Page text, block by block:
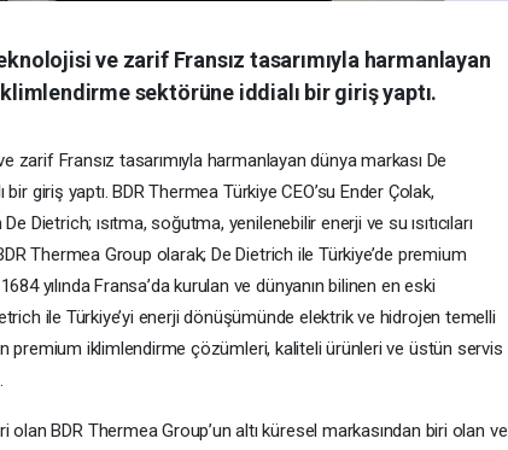
ve zarif Fransız tasarımıyla harmanlayan
sektörüne iddialı bir giriş yaptı.
zarif Fransız tasarımıyla harmanlayan dünya markası De
giriş yaptı. BDR Thermea Türkiye CEO’su Ender Çolak,
Dietrich; ısıtma, soğutma, yenilenebilir enerji ve su ısıtıcıları
Thermea Group olarak; De Dietrich ile Türkiye’de premium
yılında Fransa’da kurulan ve dünyanın bilinen en eski
ile Türkiye’yi enerji dönüşümünde elektrik ve hidrojen temelli
premium iklimlendirme çözümleri, kaliteli ürünleri ve üstün servis
BDR Thermea Group’un altı küresel markasından biri olan ve